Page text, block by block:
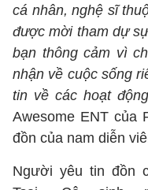
cá nhân, nghệ sĩ
được mời tham dự
bạn thông cảm vì
nhận về cuộc sống
tin về các hoạt
Awesome ENT của
đồn của nam diễn
Người yêu tin đồn